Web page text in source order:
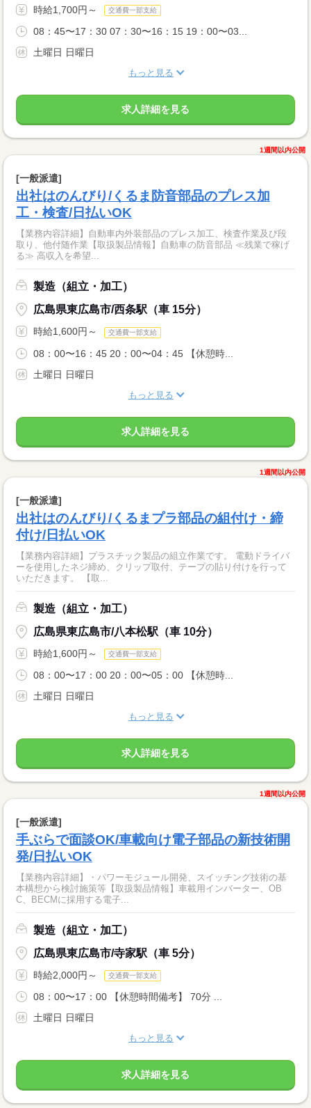
時給1,700円～ 交通費一部支給
08：45〜17：30 07：30〜16：15 19：00〜03...
土曜日 日曜日
もっと見る
求人詳細を見る
1週間以内公開
[一般派遣]
出社はのんびり/くるま防音部品のプレス加
工・検査/日払いOK
【業務内容詳細】自動車内外装部品のプレス加工、検査作業及び段
取り、他付随作業【取扱製品情報】自動車の防音部品 ≪残業で稼げ
る≫ 高収入を希望...
製造（組立・加工）
広島県東広島市/西条駅（車 15分）
時給1,600円～ 交通費一部支給
08：00〜16：45 20：00〜04：45 【休憩時...
土曜日 日曜日
もっと見る
求人詳細を見る
1週間以内公開
[一般派遣]
出社はのんびり/くるまプラ部品の組付け・締
付け/日払いOK
【業務内容詳細】プラスチック製品の組立作業です。 電動ドライバ
ーを使用したネジ締め、クリップ取付、テープの貼り付けを行って
いただきます。 【取...
製造（組立・加工）
広島県東広島市/八本松駅（車 10分）
時給1,600円～ 交通費一部支給
08：00〜17：00 20：00〜05：00 【休憩時...
土曜日 日曜日
もっと見る
求人詳細を見る
1週間以内公開
[一般派遣]
手ぶらで面談OK/車載向け電子部品の新技術開
発/日払いOK
【業務内容詳細】・パワーモジュール開発、スイッチング技術の基
本構想から検討施策等【取扱製品情報】車載用インバーター、OB
C、BECMに採用する電子...
製造（組立・加工）
広島県東広島市/寺家駅（車 5分）
時給2,000円～ 交通費一部支給
08：00〜17：00 【休憩時間備考】 70分 ...
土曜日 日曜日
もっと見る
求人詳細を見る